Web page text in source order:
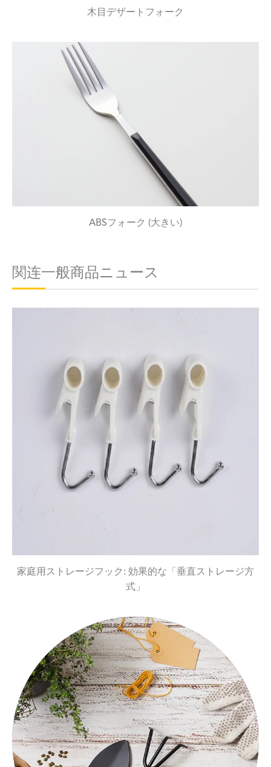
木目デザートフォーク
ABSフォーク (大きい)
関连一般商品ニュース
家庭用ストレージフック: 効果的な「垂直ストレージ方
式」